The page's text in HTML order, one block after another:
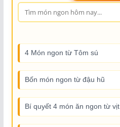
4 Món ngon từ Tôm sú
Bốn món ngon từ đậu hũ
Bí quyết 4 món ăn ngon từ vịt